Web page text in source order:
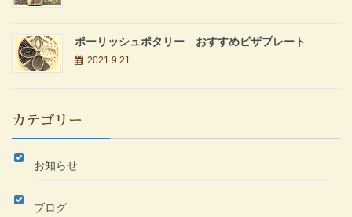
ポーリッシュポタリー おすすめピザプレート
2021.9.21
カテゴリー
お知らせ
ブログ